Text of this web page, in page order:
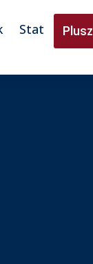
Stat Plusz